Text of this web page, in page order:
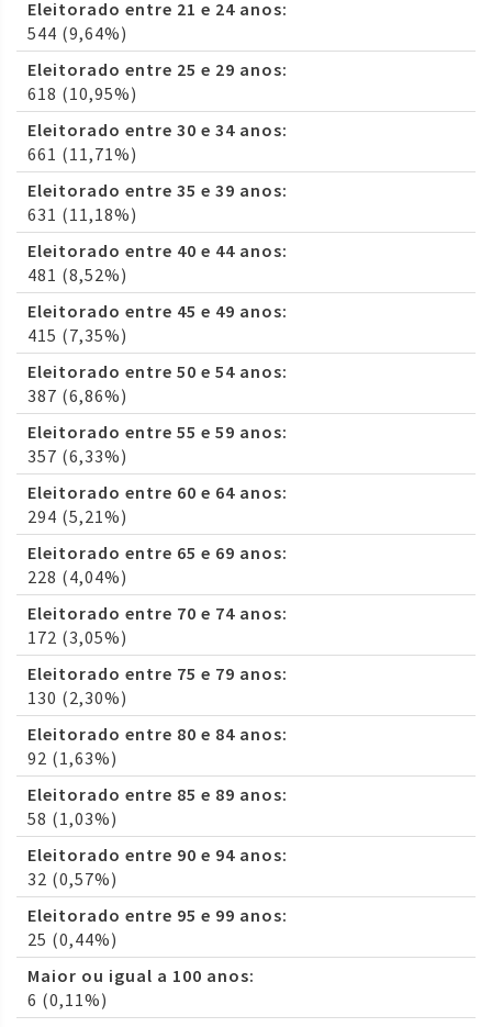
Eleitorado entre 21 e 24 anos:
544 (9,64%)
Eleitorado entre 25 e 29 anos:
618 (10,95%)
Eleitorado entre 30 e 34 anos:
661 (11,71%)
Eleitorado entre 35 e 39 anos:
631 (11,18%)
Eleitorado entre 40 e 44 anos:
481 (8,52%)
Eleitorado entre 45 e 49 anos:
415 (7,35%)
Eleitorado entre 50 e 54 anos:
387 (6,86%)
Eleitorado entre 55 e 59 anos:
357 (6,33%)
Eleitorado entre 60 e 64 anos:
294 (5,21%)
Eleitorado entre 65 e 69 anos:
228 (4,04%)
Eleitorado entre 70 e 74 anos:
172 (3,05%)
Eleitorado entre 75 e 79 anos:
130 (2,30%)
Eleitorado entre 80 e 84 anos:
92 (1,63%)
Eleitorado entre 85 e 89 anos:
58 (1,03%)
Eleitorado entre 90 e 94 anos:
32 (0,57%)
Eleitorado entre 95 e 99 anos:
25 (0,44%)
Maior ou igual a 100 anos:
6 (0,11%)